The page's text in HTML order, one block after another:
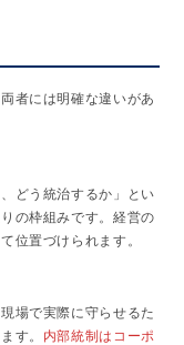
者には明確な違いがあ
どう統治するか」とい
の枠組みです。経営の
位置づけられます。
場で実際に守らせるた
す。 内部統制はコーポ